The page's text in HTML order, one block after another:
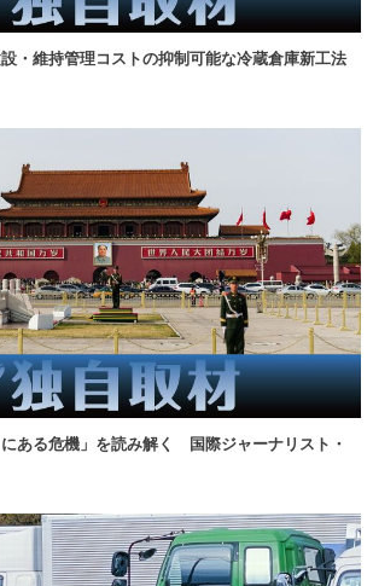
設・維持管理コストの抑制可能な冷蔵倉庫新工法
にある危機」を読み解く 国際ジャーナリスト・